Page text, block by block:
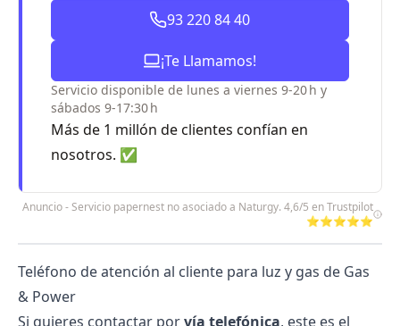
93 220 84 40
¡Te Llamamos!
Servicio disponible de lunes a viernes 9-20 h y
sábados 9-17:30 h
Más de 1 millón de clientes confían en
nosotros. ✅
Anuncio - Servicio papernest no asociado a Naturgy. 4,6/5 en Trustpilot
⭐⭐⭐⭐⭐
Teléfono de atención al cliente para luz y gas de Gas
& Power
Si quieres contactar porvía telefónica, este es el